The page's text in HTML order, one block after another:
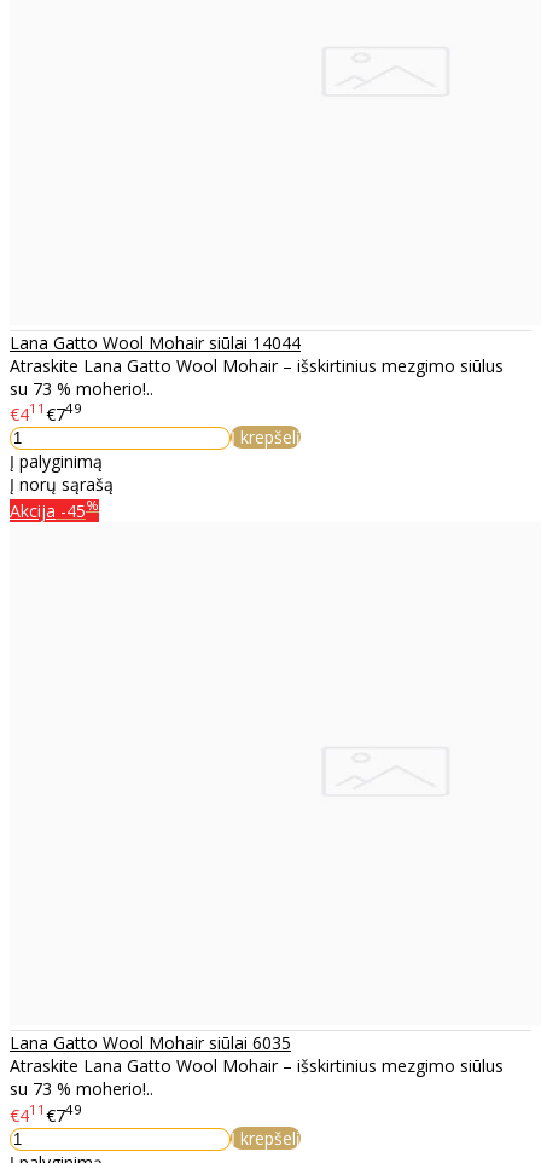
Lana Gatto Wool Mohair siūlai 14044
Atraskite Lana Gatto Wool Mohair – išskirtinius mezgimo siūlus
su 73 % moherio!..
€411 €749
Į krepšelį
Į palyginimą
Į norų sąrašą
Akcija -45%
Lana Gatto Wool Mohair siūlai 6035
Atraskite Lana Gatto Wool Mohair – išskirtinius mezgimo siūlus
su 73 % moherio!..
€411 €749
Į krepšelį